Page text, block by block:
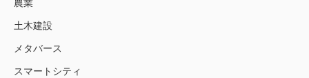
農業
土木建設
メタバース
スマートシティ